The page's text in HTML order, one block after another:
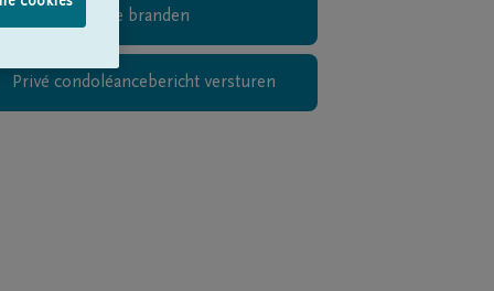
Digitaal kaarsje branden
Privé condoléancebericht versturen